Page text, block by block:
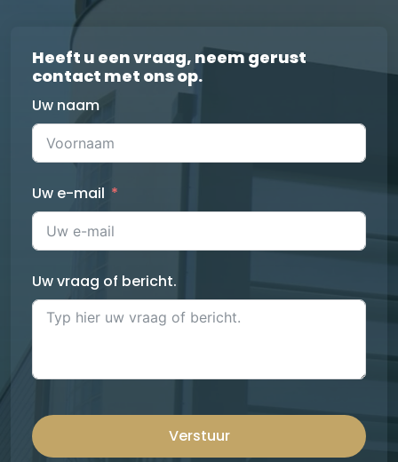
Heeft u een vraag, neem gerust
contact met ons op.
Uw naam
Uw e-mail
Uw vraag of bericht.
Verstuur